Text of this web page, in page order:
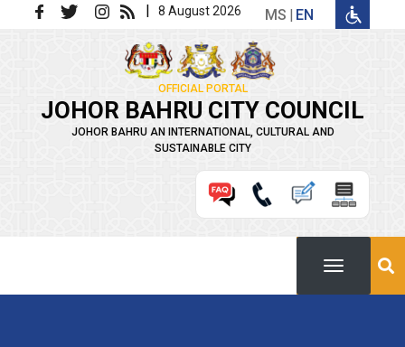
Skip to main content | 8 August 2026 MS EN
OFFICIAL PORTAL
JOHOR BAHRU CITY COUNCIL
JOHOR BAHRU AN INTERNATIONAL, CULTURAL AND
SUSTAINABLE CITY